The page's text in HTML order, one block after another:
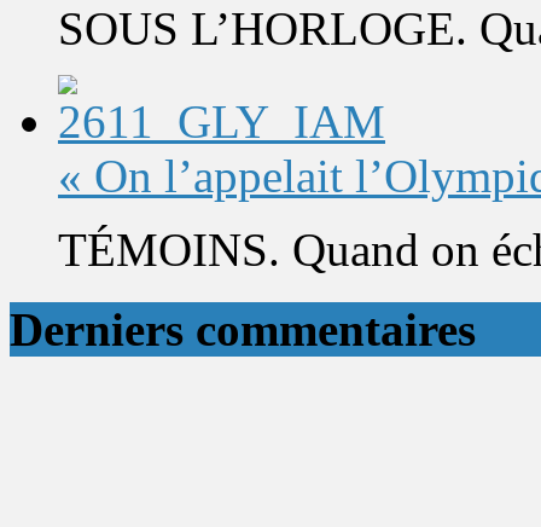
SOUS L’HORLOGE.
« On l’appelait
TÉMOINS. Quand on
Derniers commentaires